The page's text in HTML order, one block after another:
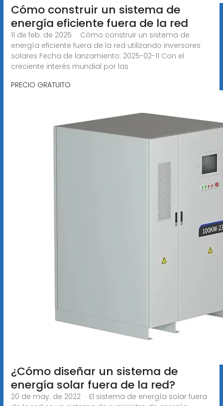
Cómo construir un sistema de
energía eficiente fuera de la red
11 de feb. de 2025 · Cómo construir un sistema de
energía eficiente fuera de la red utilizando inversores
solares Fecha de lanzamiento: 2025-02-11 Con el
creciente interés mundial por las
PRECIO GRATUITO
¿Cómo diseñar un sistema de
energía solar fuera de la red?
20 de may. de 2022 · El sistema de energía solar fuera